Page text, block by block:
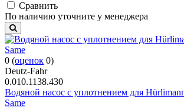
Cравнить
По наличию уточните у менеджера
0 (оценок 0)
Deutz-Fahr
0.010.1138.430
Водяной насос с уплотнением для
Same